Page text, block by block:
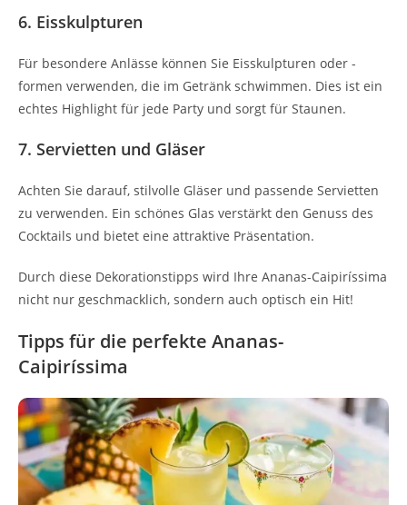
6. Eisskulpturen
Für besondere Anlässe können Sie Eisskulpturen oder -
formen verwenden, die im Getränk schwimmen. Dies ist ein
echtes Highlight für jede Party und sorgt für Staunen.
7. Servietten und Gläser
Achten Sie darauf, stilvolle Gläser und passende Servietten
zu verwenden. Ein schönes Glas verstärkt den Genuss des
Cocktails und bietet eine attraktive Präsentation.
Durch diese Dekorationstipps wird Ihre Ananas-Caipiríssima
nicht nur geschmacklich, sondern auch optisch ein Hit!
Tipps für die perfekte Ananas-
Caipiríssima